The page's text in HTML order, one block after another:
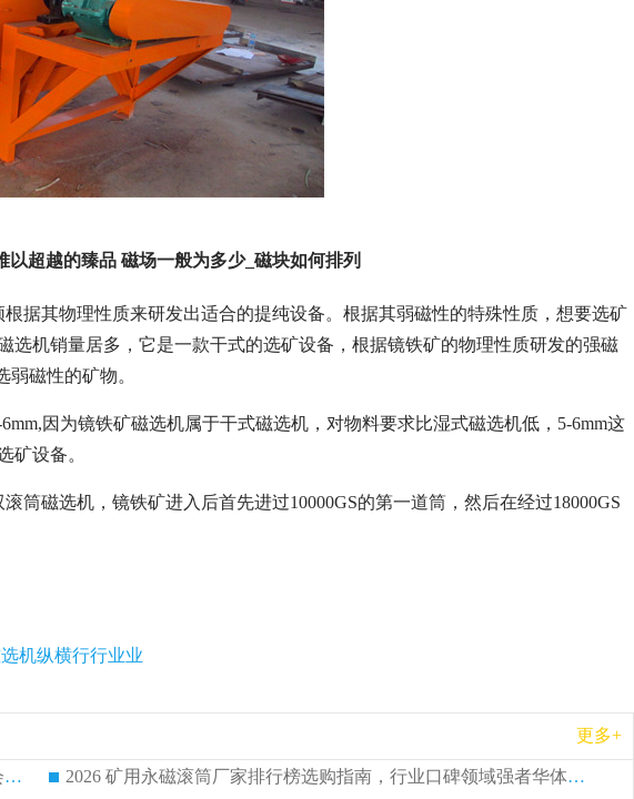
RCT系列全磁永磁滚筒
超越的臻品 磁场一般为多少_磁块如何排列
据其物理性质来研发出适合的提纯设备。根据其弱磁性的特殊性质，想要选矿
机销量居多，它是一款干式的选矿设备，根据镜铁矿的物理性质研发的强磁
磁性的矿物。
因为镜铁矿磁选机属于干式磁选机，对物料要求比湿式磁选机低，5-6mm这
矿设备。
筒磁选机，镜铁矿进入后首先进过10000GS的第一道筒，然后在经过18000GS
机纵横行行业业
更多+
2026 矿用永磁滚筒厂家排行榜选购干货指南 行业口碑标杆华体会手机网页版-华体会(中国) 实力出众
2026 矿用永磁滚筒厂家排行榜选购指南，行业口碑领域强者华体会手机网页版-华体会(中国)